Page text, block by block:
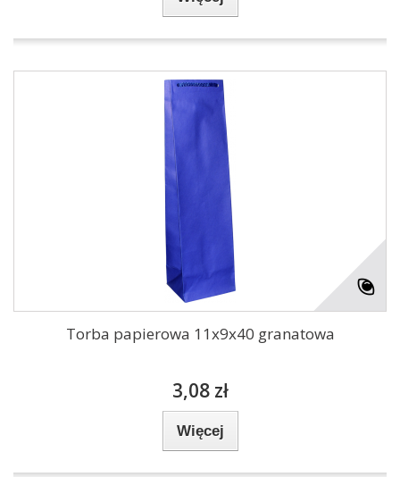
Torba papierowa 11x9x40 granatowa
3,08 zł
Więcej